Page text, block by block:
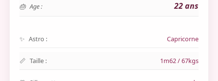
Age : 22 ans
Astro : Capricorne
Taille : 1m62 / 67kgs